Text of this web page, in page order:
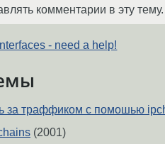
комментарии в эту
- need a help!
за траффиком с помошью
(2001)